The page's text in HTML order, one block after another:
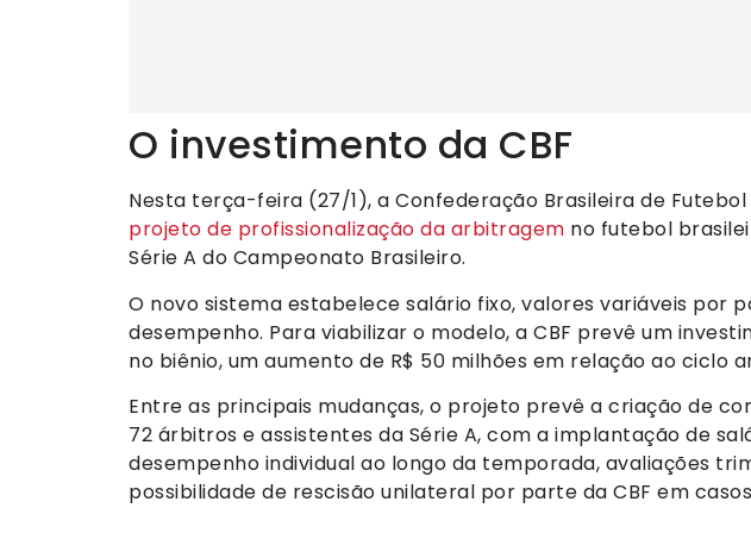
O investimento da CBF
Nesta terça-feira (27/1), a Confederação Brasileira de Futebol
projeto de profissionalização da arbitragem no futebol
Série A do Campeonato Brasileiro.
O novo sistema estabelece salário fixo, valores variáveis por
desempenho. Para viabilizar o modelo, a CBF prevê um
no biênio, um aumento de R$ 50 milhões em relação ao ciclo
Entre as principais mudanças, o projeto prevê a criação de
72 árbitros e assistentes da Série A, com a implantação de
desempenho individual ao longo da temporada, avaliações
possibilidade de rescisão unilateral por parte da CBF em